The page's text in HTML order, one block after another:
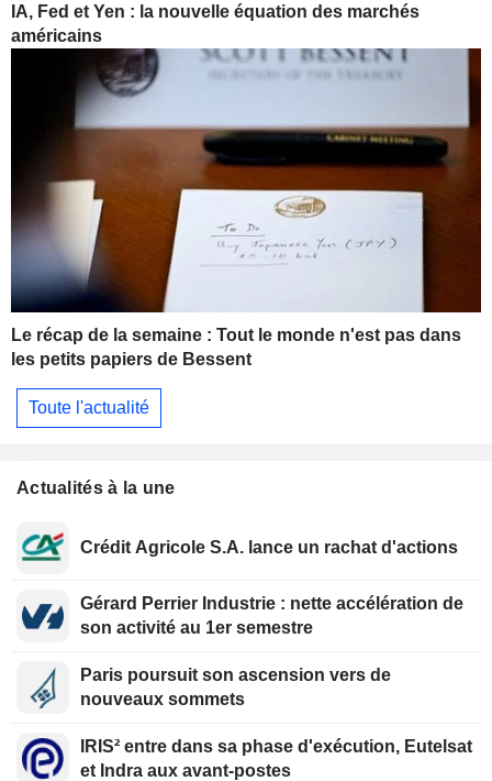
IA, Fed et Yen : la nouvelle équation des marchés
américains
Le récap de la semaine : Tout le monde n'est pas dans
les petits papiers de Bessent
Toute l'actualité
Actualités à la une
Crédit Agricole S.A. lance un rachat d'actions
Gérard Perrier Industrie : nette accélération de
son activité au 1er semestre
Paris poursuit son ascension vers de
nouveaux sommets
IRIS² entre dans sa phase d'exécution, Eutelsat
et Indra aux avant-postes